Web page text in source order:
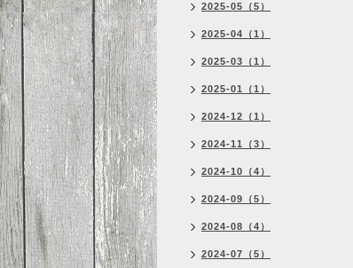
2025-05（5）
2025-04（1）
2025-03（1）
2025-01（1）
2024-12（1）
2024-11（3）
2024-10（4）
2024-09（5）
2024-08（4）
2024-07（5）